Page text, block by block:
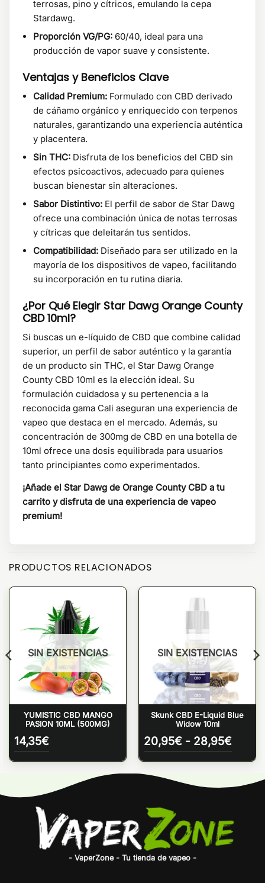
terrosas, pino y cítricos, emulando la cepa
Stardawg.
Proporción VG/PG: 60/40, ideal para una
producción de vapor suave y consistente.
Ventajas y Beneficios Clave
Calidad Premium: Formulado con CBD derivado
de cáñamo orgánico y enriquecido con terpenos
naturales, garantizando una experiencia auténtica
y placentera.
Sin THC: Disfruta de los beneficios del CBD sin
efectos psicoactivos, adecuado para quienes
buscan bienestar sin alteraciones.
Sabor Distintivo: El perfil de sabor de Star Dawg
ofrece una combinación única de notas terrosas
y cítricas que deleitarán tus sentidos.
Compatibilidad: Diseñado para ser utilizado en la
mayoría de los dispositivos de vapeo, facilitando
su incorporación en tu rutina diaria.
¿Por Qué Elegir Star Dawg Orange County
CBD 10ml?
Si buscas un e-líquido de CBD que combine calidad
superior, un perfil de sabor auténtico y la garantía
de un producto sin THC, el Star Dawg Orange
County CBD 10ml es la elección ideal. Su
formulación cuidadosa y su pertenencia a la
reconocida gama Cali aseguran una experiencia de
vapeo que destaca en el mercado. Además, su
concentración de 300mg de CBD en una botella de
10ml ofrece una dosis equilibrada para usuarios
tanto principiantes como experimentados.
¡Añade el Star Dawg de Orange County CBD a tu
carrito y disfruta de una experiencia de vapeo
premium!
PRODUCTOS RELACIONADOS
SIN EXISTENCIAS
YUMISTIC CBD MANGO
PASION 10ML (500MG)
14,35€
SIN EXISTENCIAS
Skunk CBD E-Liquid Blue
Widow 10ml
20,95€ - 28,95€Rango
de
- VaperZone - Tu tienda de vapeo -